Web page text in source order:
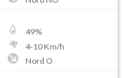
49%
4-10Km/h
Nord O